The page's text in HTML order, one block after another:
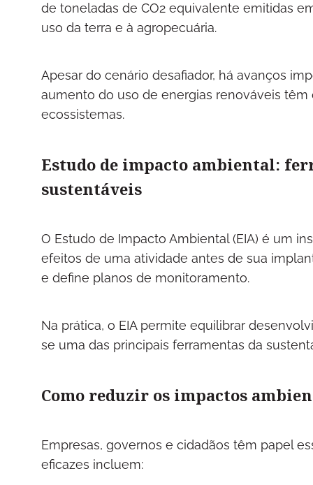
de toneladas de CO2 equivalente emitidas
uso da terra e à agropecuária.
Apesar do cenário desafiador, há avanços
aumento do uso de energias renováveis
ecossistemas.
Estudo de impacto ambiental:
sustentáveis
O Estudo de Impacto Ambiental (EIA) é um
efeitos de uma atividade antes de sua
e define planos de monitoramento.
Na prática, o EIA permite equilibrar
se uma das principais ferramentas da
Como reduzir os impactos
Empresas, governos e cidadãos têm papel
eficazes incluem: